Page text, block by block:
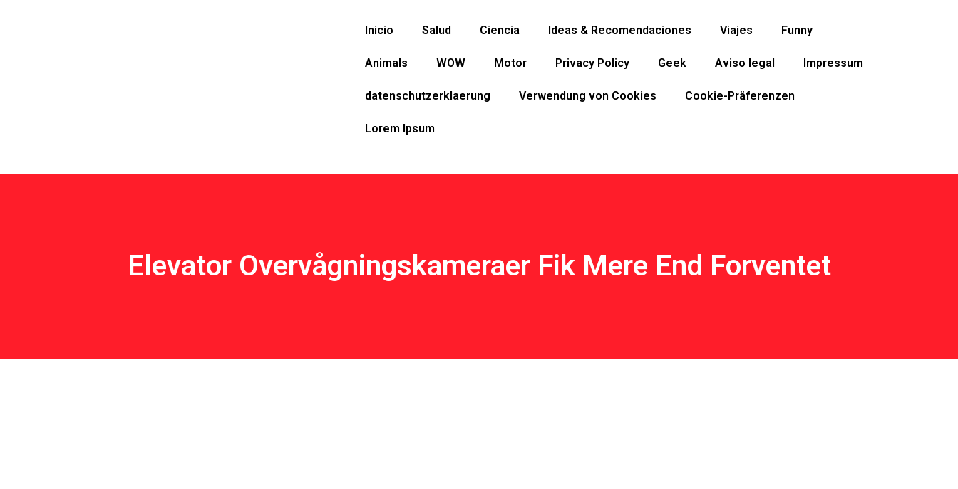
Inicio Salud Ciencia Ideas & Recomendaciones Viajes Funny
Animals WOW Motor Privacy Policy Geek Aviso legal Impressum
datenschutzerklaerung Verwendung von Cookies Cookie-Präferenzen
Lorem Ipsum
Elevator Overvågningskameraer Fik Mere End Forventet